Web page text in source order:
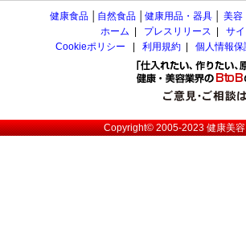
健康食品 自然食品 健康用品・器具 美容
ホーム
プレスリリース
サ
Cookieポリシー
利用規約 個人情報
Copyright© 2005-2023健康美